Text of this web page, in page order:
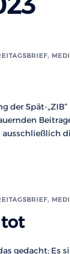
,
der Spät-
,
tot
gedacht: Es